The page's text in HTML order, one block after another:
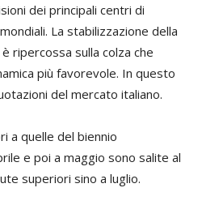
dei principali centri di
La stabilizzazione della
ripercossa sulla colza che
più favorevole. In questo
del mercato italiano.
a quelle del biennio
e poi a maggio sono salite al
superiori sino a luglio.